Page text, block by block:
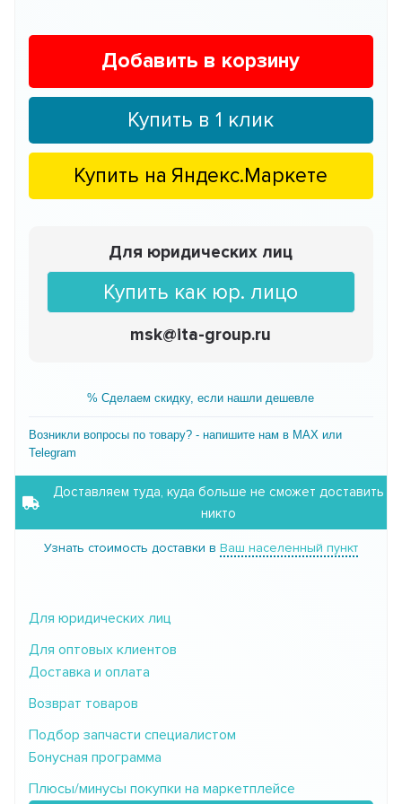
Добавить в корзину
Купить в 1 клик
Купить на Яндекс.Маркете
Для юридических лиц
Купить как юр. лицо
msk@ita-group.ru
% Сделаем скидку, если нашли дешевле
Возникли вопросы по товару? - напишите нам в MAX или
Telegram
Доставляем туда, куда больше не сможет доставить
никто
Узнать стоимость доставки в Ваш населенный пункт
Для юридических лиц
Для оптовых клиентов
Доставка и оплата
Возврат товаров
Подбор запчасти специалистом
Бонусная программа
Плюсы/минусы покупки на маркетплейсе